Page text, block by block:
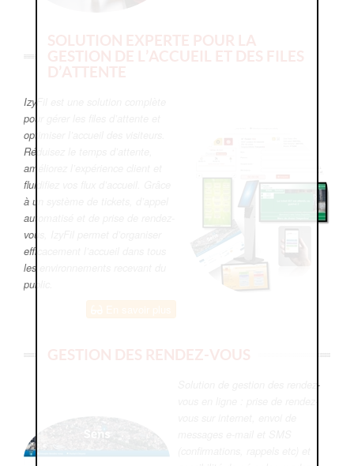
SOLUTION EXPERTE POUR LA
GESTION DE L’ACCUEIL ET DES FILES
D’ATTENTE
IzyFil est une solution complète
pour gérer les files d’attente et
optimiser l’accueil des visiteurs.
Réduisez le temps d’attente,
améliorez l’expérience client et
fluidifiez vos flux d’accueil. Grâce
à un système de tickets, d’appel
automatisé et de prise de rendez-
vous, IzyFil permet d’organiser
efficacement l’accueil dans tous
les environnements recevant du
public.
GESTION DES RENDEZ-VOUS
Solution de gestion des rendez-